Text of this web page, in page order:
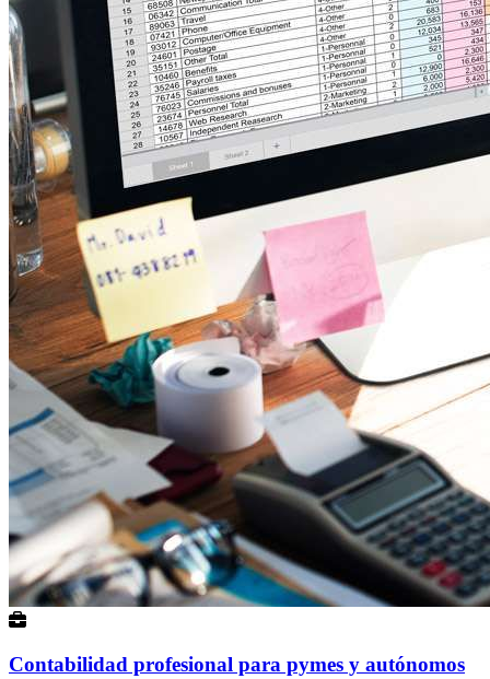
Contabilidad profesional para pymes y autónomos